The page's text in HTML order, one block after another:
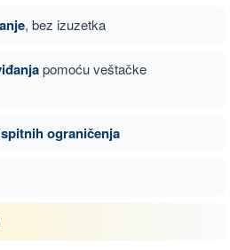
Pilota
, bez izuzetka
pomoću veštačke
ograničenja